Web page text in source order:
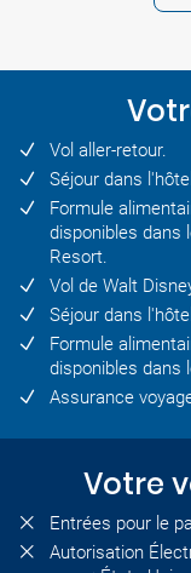
Vol aller-retour.
Séjour dans
Formule
disponibles dans
Resort.
Vol de Walt
Séjour dans
Formule
disponibles dans
Assurance
Votre
Entrées pour le
Autorisation